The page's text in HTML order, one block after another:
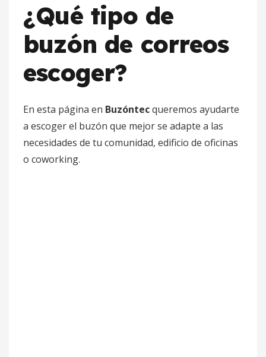
¿Qué tipo de
buzón de correos
escoger?
En esta página en Buzóntecqueremos ayudarte
a escoger el buzón que mejor se adapte a las
necesidades de tu comunidad, edificio de oficinas
o coworking.